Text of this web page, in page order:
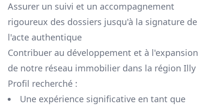
Assurer un suivi et un accompagnement
rigoureux des dossiers jusqu'à la signature de
l'acte authentique
Contribuer au développement et à l'expansion
de notre réseau immobilier dans la région Illy
Profil recherché :
Une expérience significative en tant que